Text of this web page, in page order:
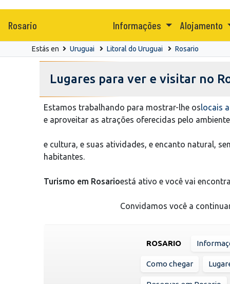
Rosario Informações Alojamento
Estás en Uruguai Litoral do Uruguai Rosario
Lugares para ver e visitar no
Estamos trabalhando para mostrar-lhe oslocais
e aproveitar as atrações oferecidas pelo
e cultura, e suas atividades, e encanto natural,
habitantes.
Turismo em Rosarioestá ativo e você vai
Convidamos você a
ROSARIO
Como chegar